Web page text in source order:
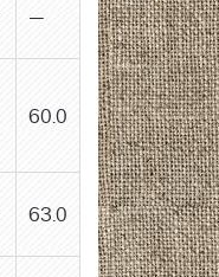
—
60.0
63.0